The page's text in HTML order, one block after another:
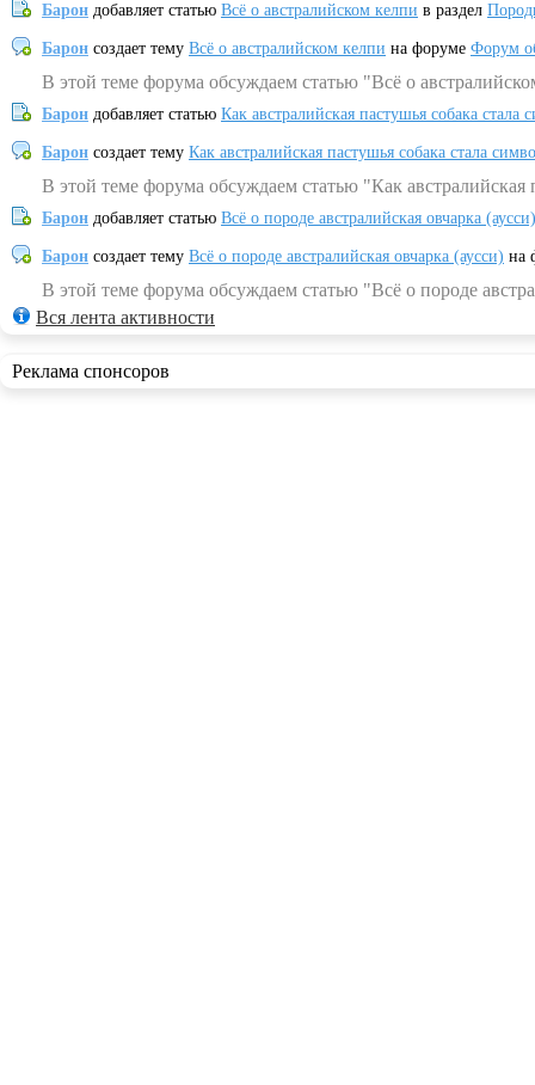
Барон добавляет статью Всё о австралийском келпи в раздел
Барон создает тему Всё о австралийском келпи на форуме Форум
В этой теме форума обсуждаем статью "Всё о
Барон добавляет статью Как австралийская пастушья собака
Барон создает тему Как австралийская пастушья собака стала
В этой теме форума обсуждаем статью "Как
Барон добавляет статью Всё о породе австралийская овчарка (аусси)
Барон создает тему Всё о породе австралийская овчарка (аусси) на
В этой теме форума обсуждаем статью "Всё о породе
Вся лента активности
Реклама спонсоров